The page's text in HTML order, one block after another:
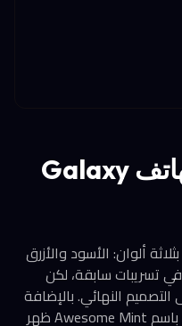
ما الألوان المتاحة لهاتف Galaxy
ألوان: الأسود والأزرق
تسريبات سابقة، لكن
النهائي. بالإضافة
إلى ذلك، تُشير التسريبات إلى لون رابع باسم Awesome Mint ظهر